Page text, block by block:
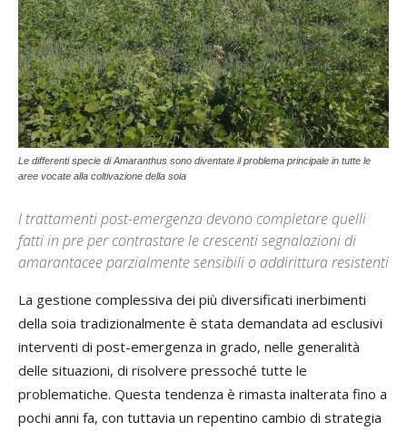
Le differenti specie di Amaranthus sono diventate il problema principale in tutte le
aree vocate alla coltivazione della soia
I trattamenti post-emergenza devono completare quelli
fatti in pre per contrastare le crescenti segnalazioni di
amarantacee parzialmente sensibili o addirittura resistenti
La gestione complessiva dei più diversificati inerbimenti
della soia tradizionalmente è stata demandata ad esclusivi
interventi di post-emergenza in grado, nelle generalità
delle situazioni, di risolvere pressoché tutte le
problematiche. Questa tendenza è rimasta inalterata fino a
pochi anni fa, con tuttavia un repentino cambio di strategia